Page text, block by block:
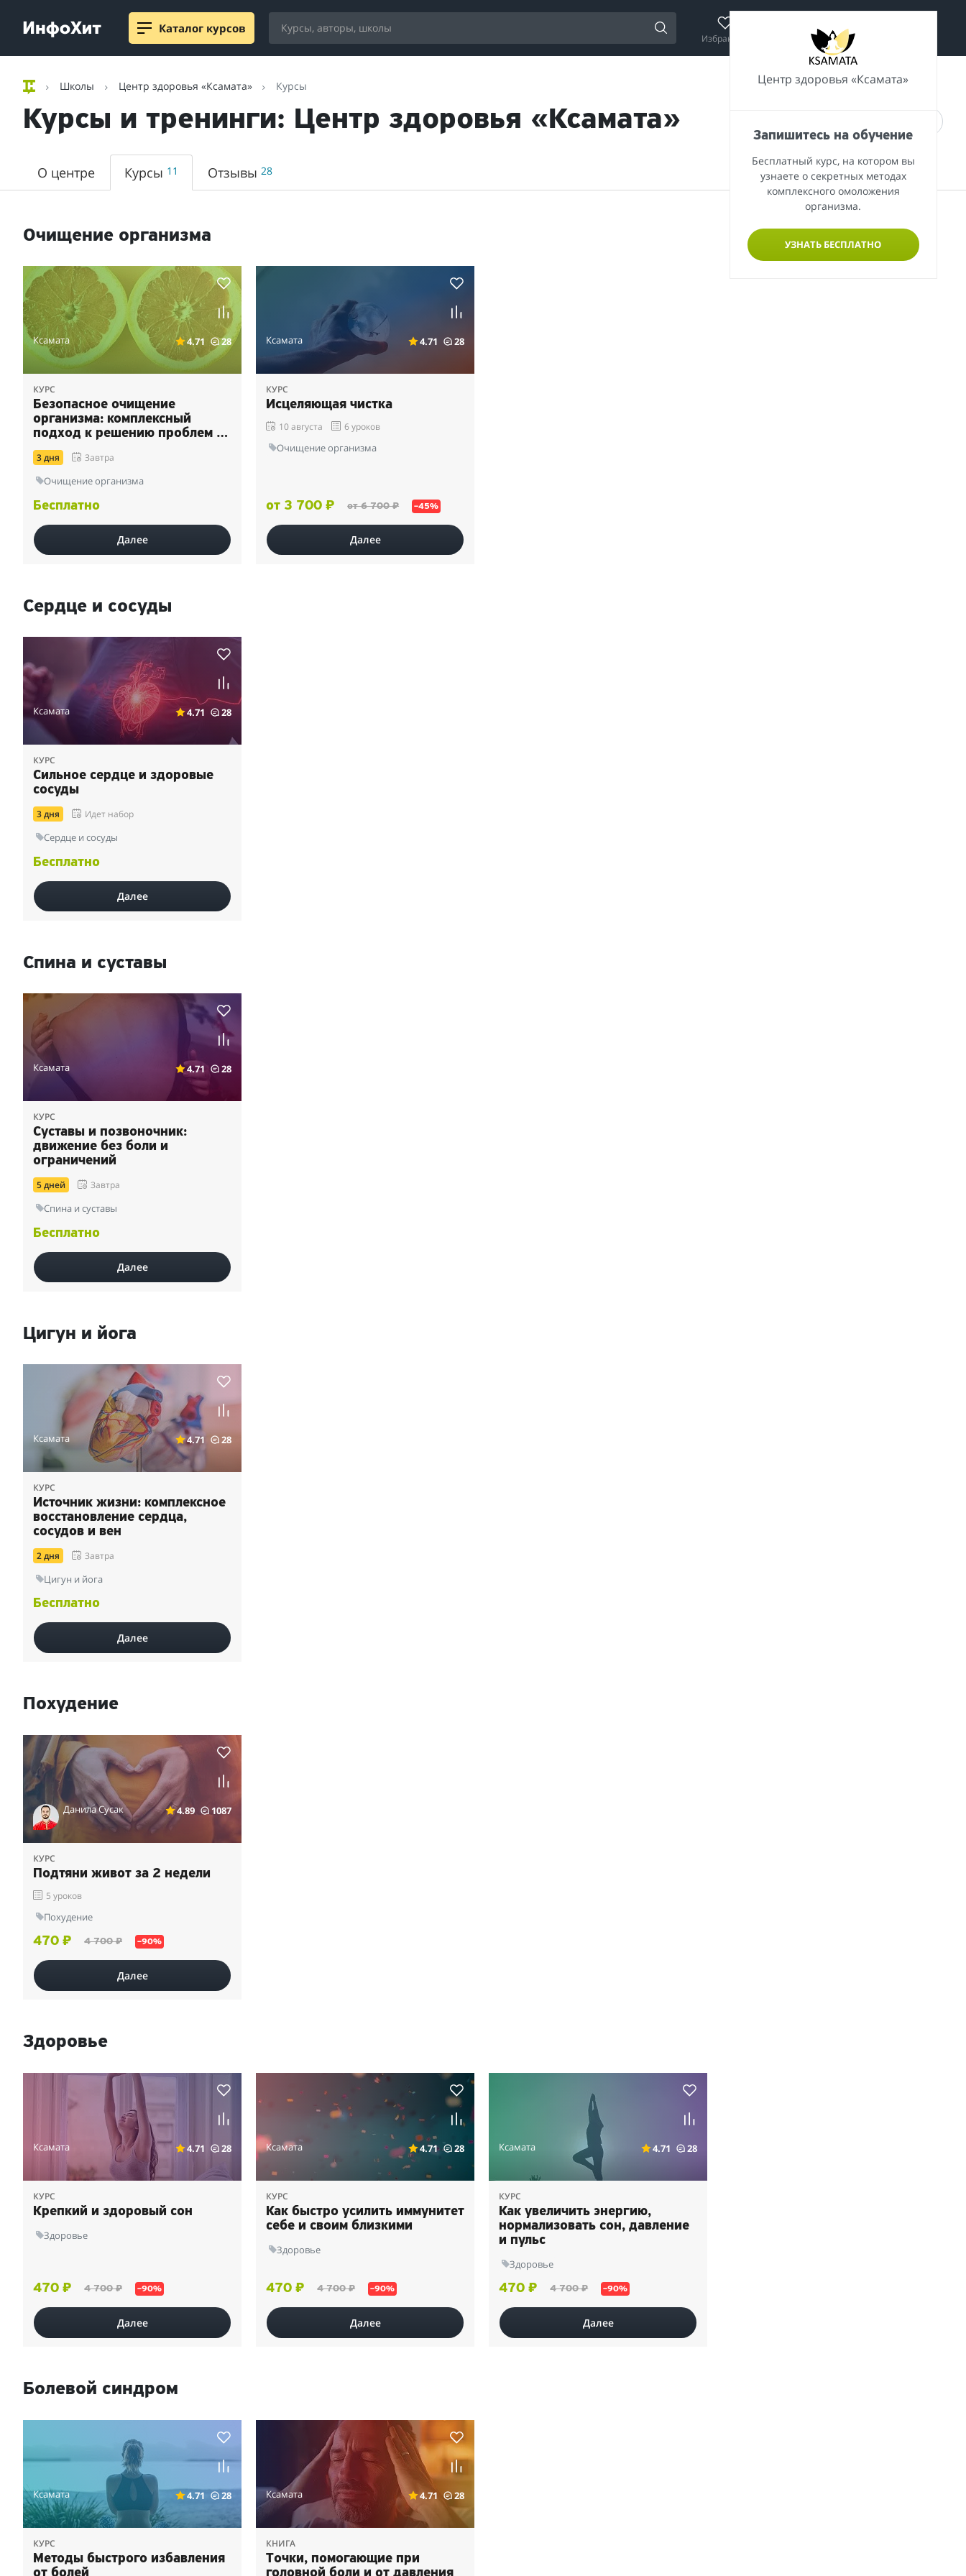
Каталог курсов
Избранное Сравнение Корзина
Школы Центр здоровья «Ксамата» Курсы
Курсы и тренинги: Центр здоровья «Ксамата»
О центре Курсы 11 Отзывы 28
Очищение организма
Ксамата 4.71 28
КУРС
Безопасное очищение
организма: комплексный
подход к решению проблем со
здоровьем и снижению веса
3 дня Завтра
Очищение организма
Бесплатно
Далее
Ксамата 4.71 28
КУРС
Исцеляющая чистка
10 августа 6 уроков
Очищение организма
от 3 700 ₽ от 6 700 ₽ –45%
Далее
Сердце и сосуды
Ксамата 4.71 28
КУРС
Сильное сердце и здоровые
сосуды
3 дня Идет набор
Сердце и сосуды
Бесплатно
Далее
Спина и суставы
Ксамата 4.71 28
КУРС
Суставы и позвоночник:
движение без боли и
ограничений
5 дней Завтра
Спина и суставы
Бесплатно
Далее
Цигун и йога
Ксамата 4.71 28
КУРС
Источник жизни: комплексное
восстановление сердца,
сосудов и вен
2 дня Завтра
Цигун и йога
Бесплатно
Далее
Похудение
Данила Сусак 4.89 1087
КУРС
Подтяни живот за 2 недели
5 уроков
Похудение
470 ₽ 4 700 ₽ –90%
Далее
Здоровье
Ксамата 4.71 28
КУРС
Крепкий и здоровый сон
Здоровье
470 ₽ 4 700 ₽ –90%
Далее
Ксамата 4.71 28
КУРС
Как быстро усилить иммунитет
себе и своим близкими
Здоровье
470 ₽ 4 700 ₽ –90%
Далее
Ксамата 4.71 28
КУРС
Как увеличить энергию,
нормализовать сон, давление
и пульс
Здоровье
470 ₽ 4 700 ₽ –90%
Далее
Болевой синдром
Ксамата 4.71 28
КУРС
Методы быстрого избавления
Ксамата 4.71 28
КНИГА
Точки, помогающие при
Центр здоровья «Ксамата»
Запишитесь на обучение
Бесплатный курс, на котором вы
узнаете о секретных методах
комплексного омоложения
организма.
УЗНАТЬ БЕСПЛАТНО